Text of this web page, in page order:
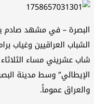
البصرة – في مشهد صادم
الشباب العراقيين وغياب
شاب عشريني مساء
الإيطالي” وسط مدينة
والعراق عموماً.